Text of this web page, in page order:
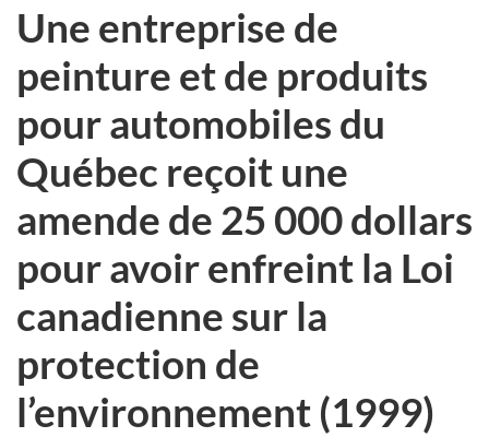
Une entreprise de
peinture et de produits
pour automobiles du
Québec reçoit une
amende de 25 000 dollars
pour avoir enfreint la Loi
canadienne sur la
protection de
l’environnement (1999)